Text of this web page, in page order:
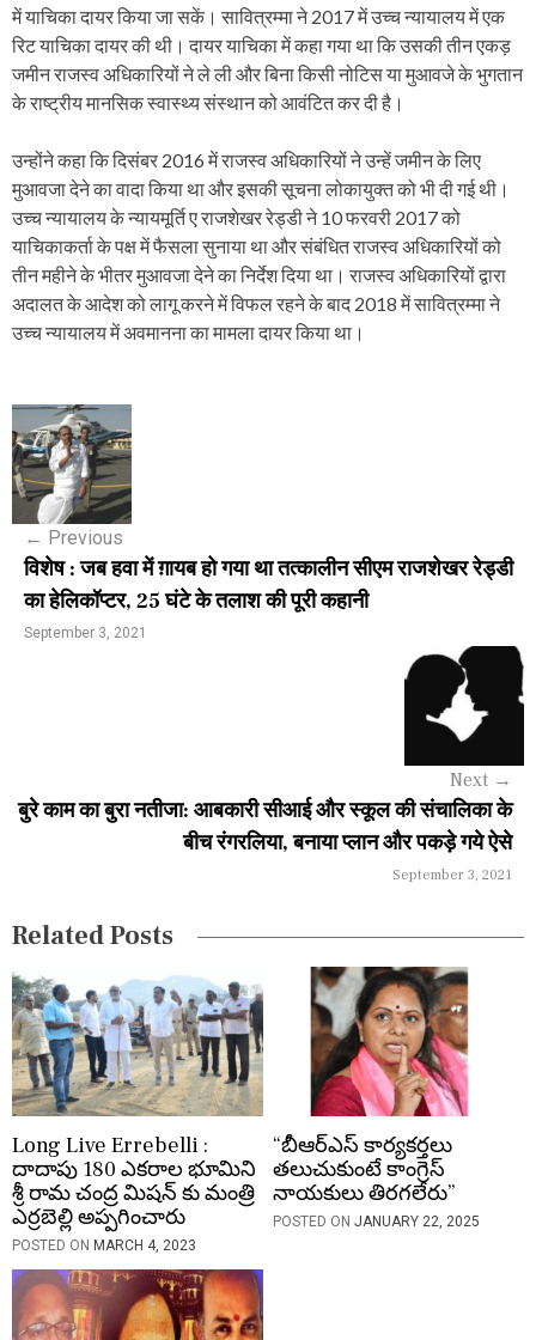
में याचिका दायर किया जा सकें। सावित्रम्मा ने 2017 में उच्च न्यायालय में एक
रिट याचिका दायर की थी। दायर याचिका में कहा गया था कि उसकी तीन एकड़
जमीन राजस्व अधिकारियों ने ले ली और बिना किसी नोटिस या मुआवजे के भुगतान
के राष्ट्रीय मानसिक स्वास्थ्य संस्थान को आवंटित कर दी है।
उन्होंने कहा कि दिसंबर 2016 में राजस्व अधिकारियों ने उन्हें जमीन के लिए
मुआवजा देने का वादा किया था और इसकी सूचना लोकायुक्त को भी दी गई थी।
उच्च न्यायालय के न्यायमूर्ति ए राजशेखर रेड्डी ने 10 फरवरी 2017 को
याचिकाकर्ता के पक्ष में फैसला सुनाया था और संबंधित राजस्व अधिकारियों को
तीन महीने के भीतर मुआवजा देने का निर्देश दिया था। राजस्व अधिकारियों द्वारा
अदालत के आदेश को लागू करने में विफल रहने के बाद 2018 में सावित्रम्मा ने
उच्च न्यायालय में अवमानना ​​का मामला दायर किया था।
P
o
s
n
a
a
o
n
← Previous
विशेष : जब हवा में ग़ायब हो गया था तत्कालीन सीएम राजशेखर रेड्डी
का हेलिकॉप्टर, 25 घंटे के तलाश की पूरी कहानी
September 3, 2021
Next →
बुरे काम का बुरा नतीजा: आबकारी सीआई और स्कूल की संचालिका के
बीच रंगरलिया, बनाया प्लान और पकड़े गये ऐसे
September 3, 2021
Related Posts
Long Live Errebelli :
దాదాపు 180 ఎకరాల భూమిని
శ్రీ రామ చంద్ర మిషన్ కు మంత్రి
ఎర్రబెల్లి అప్పగించారు
POSTED ON MARCH 4, 2023
“బీఆర్ఎస్ కార్యకర్తలు
తలుచుకుంటే కాంగ్రెస్
నాయకులు తిరగలేరు”
POSTED ONJANUARY 22, 2025